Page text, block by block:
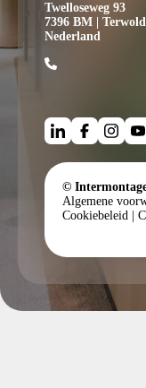
Twelloseweg 93
7396 BM |
Nederland
©
Algemene
Cookiebeleid